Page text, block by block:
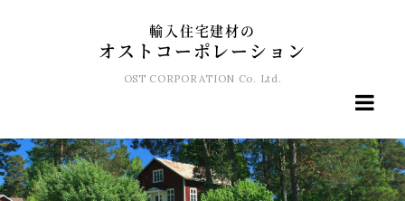
輸入住宅建材の
オストコーポレーション
OST CORPORATION Co. Ltd.